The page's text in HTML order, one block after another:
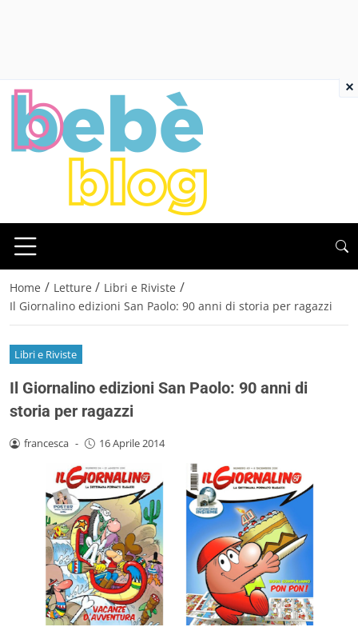
Home / Letture / Libri e Riviste /
Il Giornalino edizioni San Paolo: 90 anni di storia per ragazzi
Libri e Riviste
Il Giornalino edizioni San Paolo: 90 anni di
storia per ragazzi
francesca - 16 Aprile 2014
×